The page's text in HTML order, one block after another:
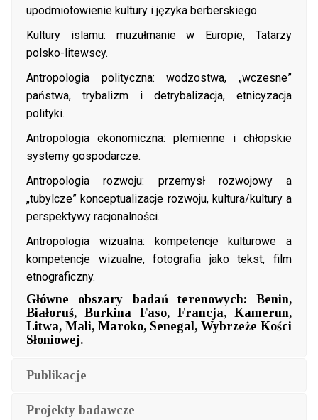
upodmiotowienie kultury i języka berberskiego.
Kultury islamu: muzułmanie w Europie, Tatarzy
polsko-litewscy.
Antropologia polityczna: wodzostwa, „wczesne”
państwa, trybalizm i detrybalizacja, etnicyzacja
polityki.
Antropologia ekonomiczna: plemienne i chłopskie
systemy gospodarcze.
Antropologia rozwoju: przemysł rozwojowy a
„tubylcze” konceptualizacje rozwoju, kultura/kultury a
perspektywy racjonalności.
Antropologia wizualna: kompetencje kulturowe a
kompetencje wizualne, fotografia jako tekst, film
etnograficzny.
Główne obszary badań terenowych: Benin,
Białoruś, Burkina Faso, Francja, Kamerun,
Litwa, Mali, Maroko, Senegal, Wybrzeże Kości
Słoniowej.
Publikacje
Projekty badawcze